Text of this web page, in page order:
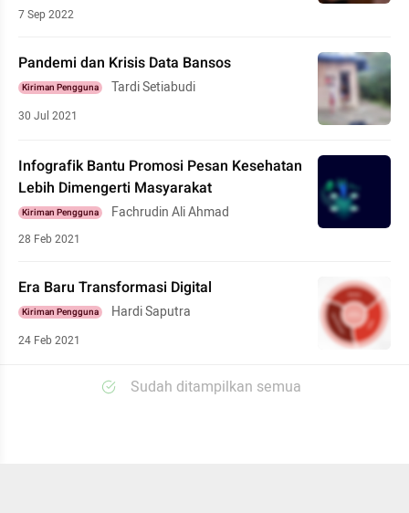
7 Sep 2022
Pandemi dan Krisis Data Bansos
Kiriman Pengguna Tardi Setiabudi
30 Jul 2021
Infografik Bantu Promosi Pesan Kesehatan
Lebih Dimengerti Masyarakat
Kiriman Pengguna Fachrudin Ali Ahmad
28 Feb 2021
Era Baru Transformasi Digital
Kiriman Pengguna Hardi Saputra
24 Feb 2021
Sudah ditampilkan semua